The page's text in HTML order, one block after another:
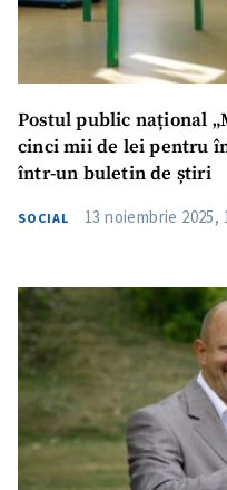
Postul public național
cinci mii de lei pentru
într-un buletin de știri
SOCIAL 13 noiembrie 2025,